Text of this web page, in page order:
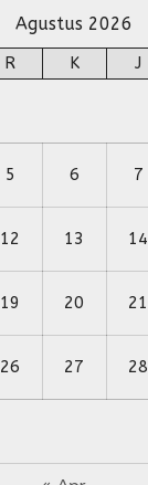
Agustus 2026
R K J
5 6 7
12 13 14
19 20 21
26 27 28